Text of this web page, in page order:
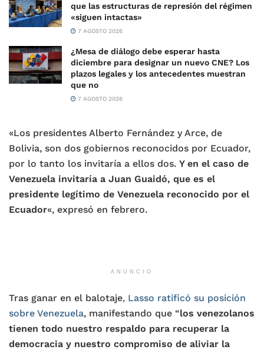
que las estructuras de represión del régimen
«siguen intactas»
7 AGOSTO 2026
¿Mesa de diálogo debe esperar hasta
diciembre para designar un nuevo CNE? Los
plazos legales y los antecedentes muestran
que no
7 AGOSTO 2026
«Los presidentes Alberto Fernández y Arce, de
Bolivia, son dos gobiernos reconocidos por Ecuador,
por lo tanto los invitaría a ellos dos. Y en el caso de
Venezuela invitaría a Juan Guaidó, que es el
presidente legítimo de Venezuela reconocido por el
Ecuador«, expresó en febrero.
ANUNCIO
Tras ganar en el balotaje, Lasso ratificó su posición
sobre Venezuela, manifestando que “los venezolanos
tienen todo nuestro respaldo para recuperar la
democracia y nuestro compromiso de aliviar la